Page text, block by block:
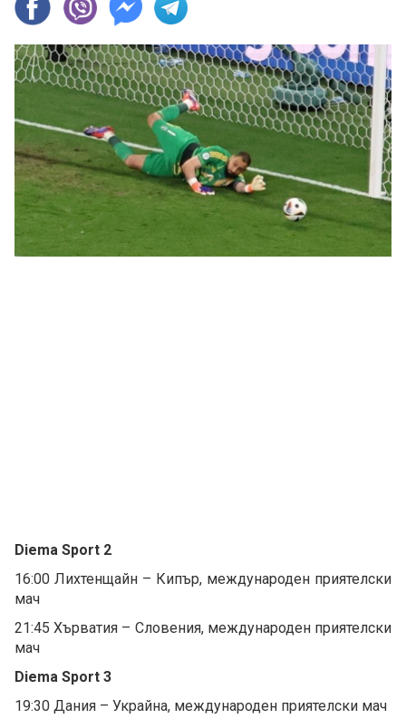
Diema Sport 2
16:00 Лихтенщайн – Кипър, международен приятелски
мач
21:45 Хърватия – Словения, международен приятелски
мач
Diema Sport 3
19:30 Дания – Украйна, международен приятелски мач